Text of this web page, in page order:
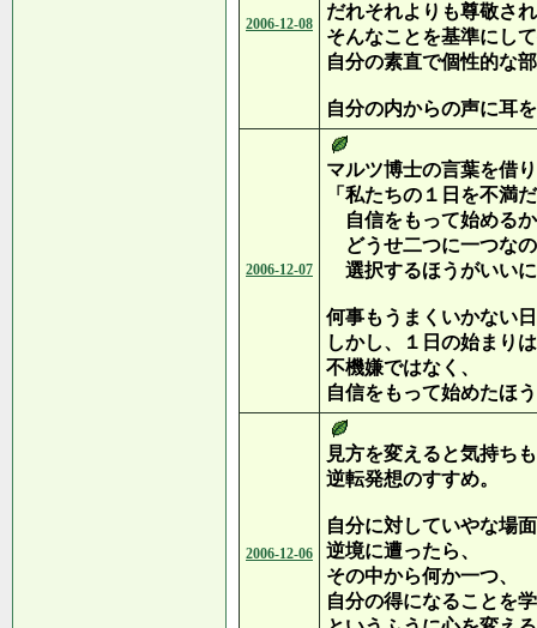
2006-12-08
だれそれよりも尊敬さ
そんなことを基準にし
自分の素直で個性的な
自分の内からの声に耳
2006-12-07
マルツ博士の言葉を借
「私たちの１日を不満
自信をもって始める
どうせ二つに一つな
選択するほうがいい
何事もうまくいかない
しかし、１日の始まり
不機嫌ではなく、
自信をもって始めたほ
2006-12-06
見方を変えると気持ち
逆転発想のすすめ。
自分に対していやな場
逆境に遭ったら、
その中から何か一つ、
自分の得になることを